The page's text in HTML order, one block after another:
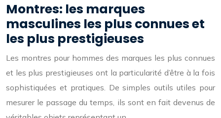
Montres: les marques
masculines les plus connues et
les plus prestigieuses
Les montres pour hommes des marques les plus connues
et les plus prestigieuses ont la particularité d’être à la fois
sophistiquées et pratiques. De simples outils utiles pour
mesurer le passage du temps, ils sont en fait devenus de